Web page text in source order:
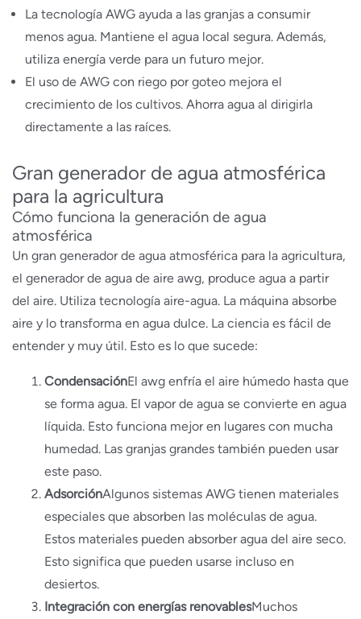
La tecnología AWG ayuda a las granjas a consumir
menos agua. Mantiene el agua local segura. Además,
utiliza energía verde para un futuro mejor.
El uso de AWG con riego por goteo mejora el
crecimiento de los cultivos. Ahorra agua al dirigirla
directamente a las raíces.
Gran generador de agua atmosférica
para la agricultura
Cómo funciona la generación de agua
atmosférica
Un gran generador de agua atmosférica para la agricultura,
el generador de agua de aire awg, produce agua a partir
del aire. Utiliza tecnología aire-agua. La máquina absorbe
aire y lo transforma en agua dulce. La ciencia es fácil de
entender y muy útil. Esto es lo que sucede:
CondensaciónEl awg enfría el aire húmedo hasta que
se forma agua. El vapor de agua se convierte en agua
líquida. Esto funciona mejor en lugares con mucha
humedad. Las granjas grandes también pueden usar
este paso.
AdsorciónAlgunos sistemas AWG tienen materiales
especiales que absorben las moléculas de agua.
Estos materiales pueden absorber agua del aire seco.
Esto significa que pueden usarse incluso en
desiertos.
Integración con energías renovablesMuchos